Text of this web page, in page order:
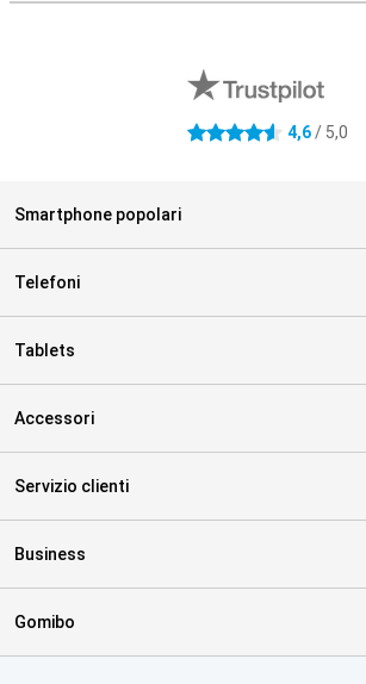
4.6 stelle 4,6/ 5,0
Smartphone popolari
Telefoni
Tablets
Accessori
Servizio clienti
Business
Gomibo